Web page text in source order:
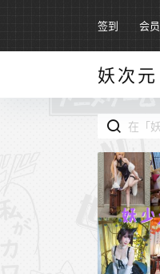
签到 会员
妖次元